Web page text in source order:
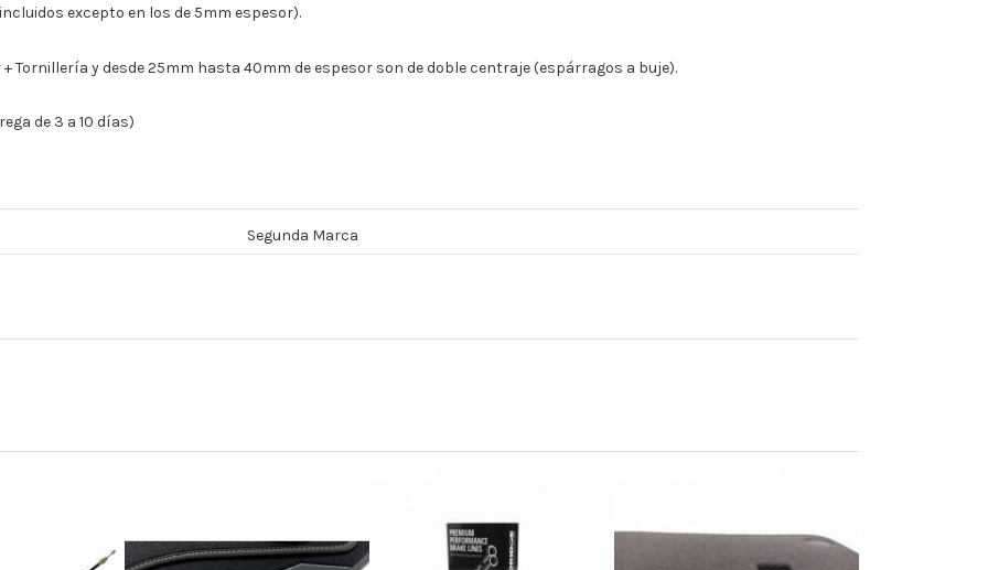
excepto en los de 5mm espesor).
Tornillería y desde 25mm hasta 40mm de espesor son de doble centraje (espárragos a buje).
de 3 a 10 días)
Segunda Marca